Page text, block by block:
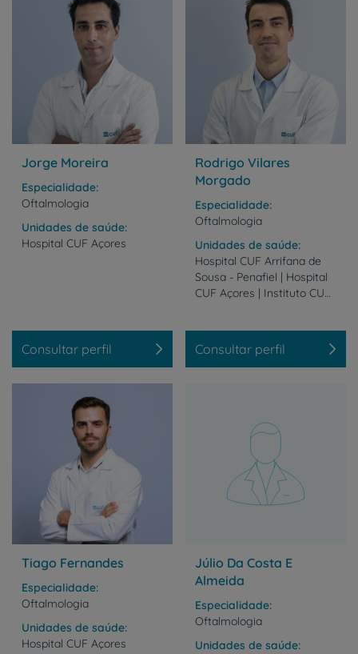
Jorge Moreira
Especialidade
Oftalmologia
Unidades de saúde
Hospital CUF Açores
Consultar perfil
Rodrigo Vilares
Morgado
Especialidade
Oftalmologia
Unidades de saúde
Hospital CUF Arrifana de
Sousa - Penafiel | Hospital
CUF Açores | Instituto CUF Porto
Consultar perfil
Tiago Fernandes
Especialidade
Oftalmologia
Unidades de saúde
Hospital CUF Açores
Júlio Da Costa E
Almeida
Especialidade
Oftalmologia
Unidades de saúde